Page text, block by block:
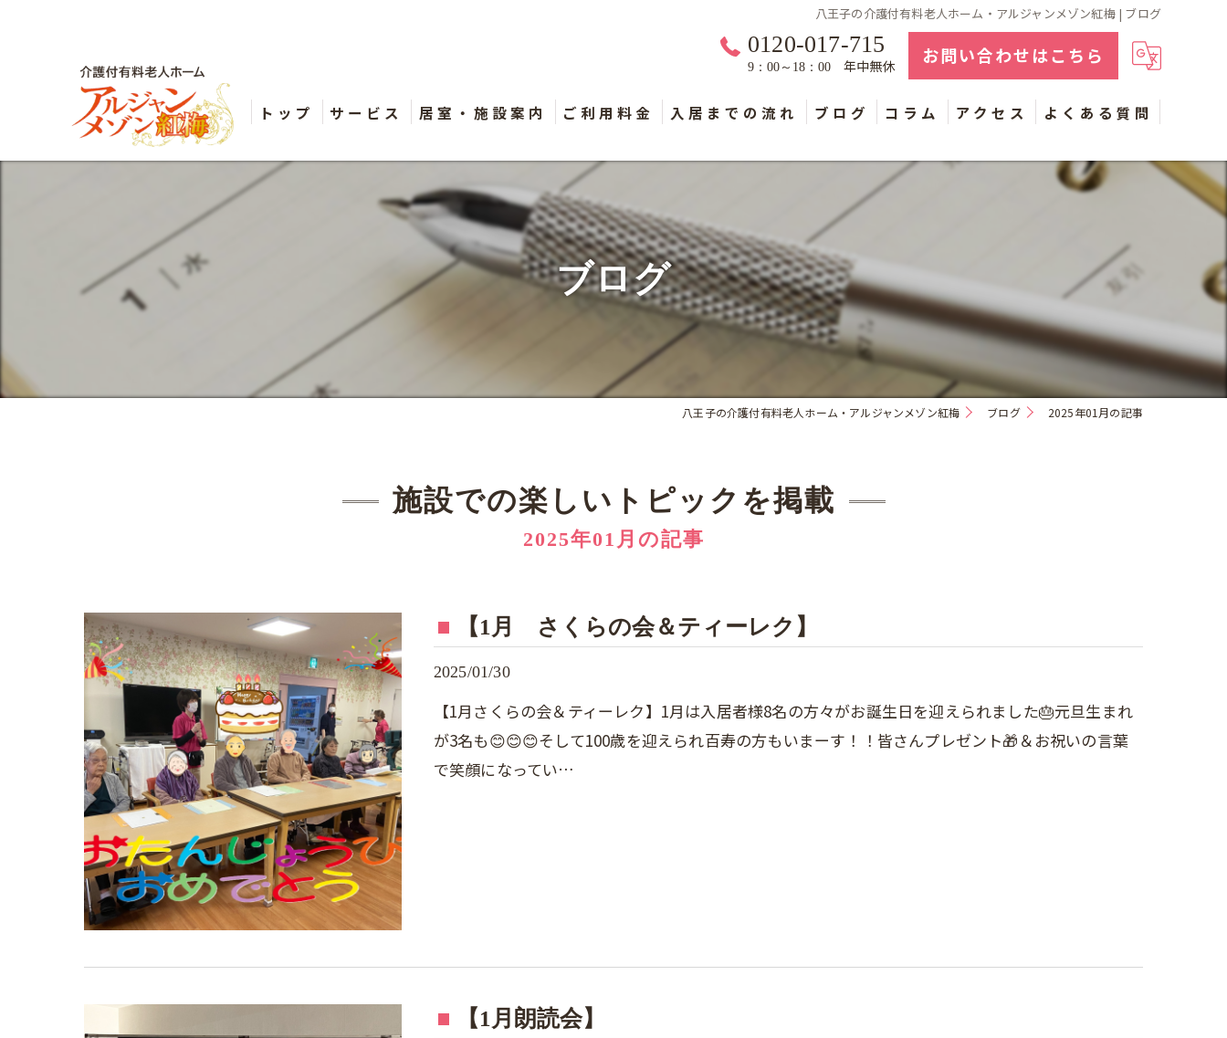
八王子の介護付有料老人ホーム・アルジャンメゾン紅梅 | ブログ
0120-017-715
9：00～18：00 年中無休 お問い合わせはこちら
トップ サービス 居室・施設案内 ご利用料金 入居までの流れ ブログ コラム アクセス よくある質問
ブログ
八王子の介護付有料老人ホーム・アルジャンメゾン紅梅 ブログ 2025年01月の記事
施設での楽しいトピックを掲載
2025年01月の記事
【1月 さくらの会＆ティーレク】
2025/01/30
【1月さくらの会＆ティーレク】1月は入居者様8名の方々がお誕生日を迎えられました🎂元旦生まれ
が3名も😊😊😊そして100歳を迎えられ百寿の方もいまーす！！皆さんプレゼント🎁＆お祝いの言葉
で笑顔になってい…
【1月朗読会】